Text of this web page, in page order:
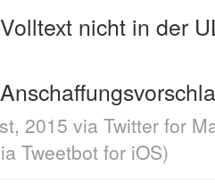
Volltext nicht in der
2015 via Twitter for
Tweetbot for iΟS)